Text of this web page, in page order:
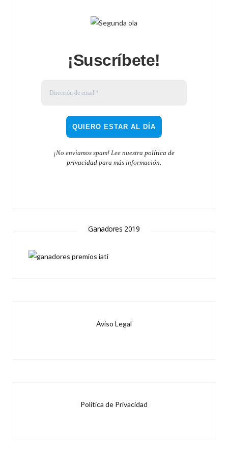
¡Suscríbete!
¡No enviamos spam! Lee nuestra política de
privacidad para más información.
Ganadores 2019
Aviso Legal
Política de Privacidad